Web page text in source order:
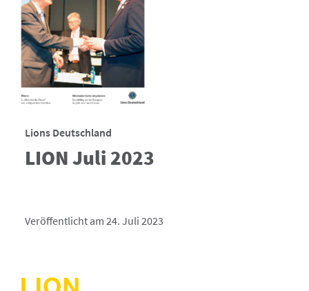
Lions Deutschland
LION Juli 2023
Veröffentlicht am 24. Juli 2023